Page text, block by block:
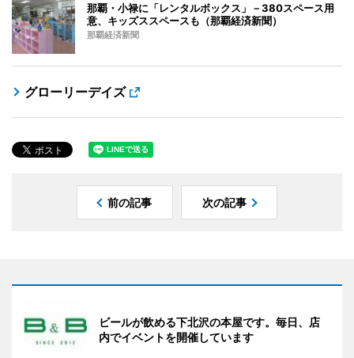
那覇・小禄に「レンタルボックス」－380スペース用
意、キッズススペースも（那覇経済新聞）
那覇経済新聞
グローリーデイズ
前の記事 次の記事
ビールが飲める下北沢の本屋です。毎日、店
内でイベントを開催しています